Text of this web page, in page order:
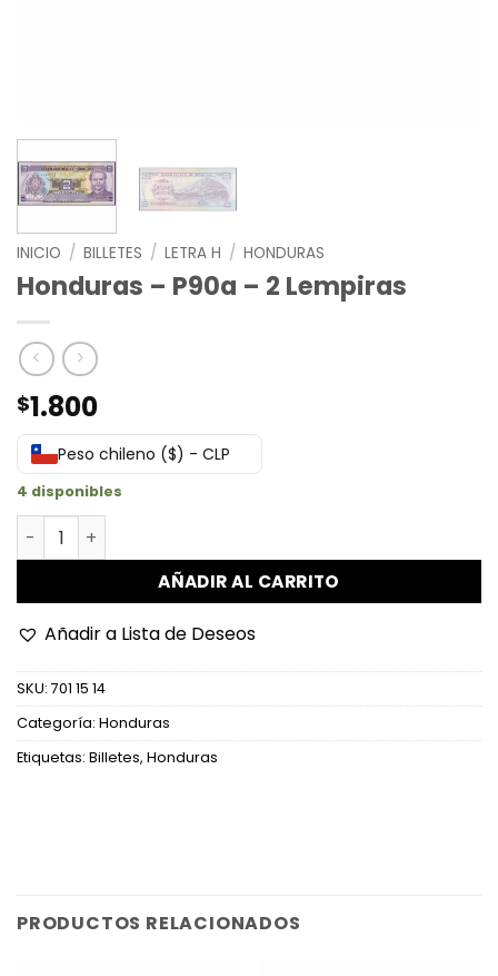
INICIO / BILLETES / LETRA H / HONDURAS
Honduras – P90a – 2 Lempiras
$1.800
Peso chileno ($) - CLP
4 disponibles
Honduras - P90a - 2 Lempiras cantidad
AÑADIR AL CARRITO
Añadir a Lista de Deseos
SKU: 701 15 14
Categoría: Honduras
Etiquetas: Billetes, Honduras
PRODUCTOS RELACIONADOS